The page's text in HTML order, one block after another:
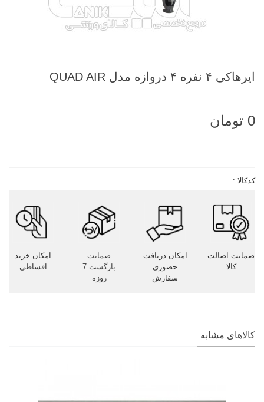
ایرهاکی ۴ نفره ۴ دروازه مدل QUAD AIR
0 تومان
کدکالا :
ضمانت اصالت
کالا
امکان دریافت
حضوری
سفارش
ضمانت
بازگشت 7
روزه
امکان خرید
اقساطی
کالاهای مشابه